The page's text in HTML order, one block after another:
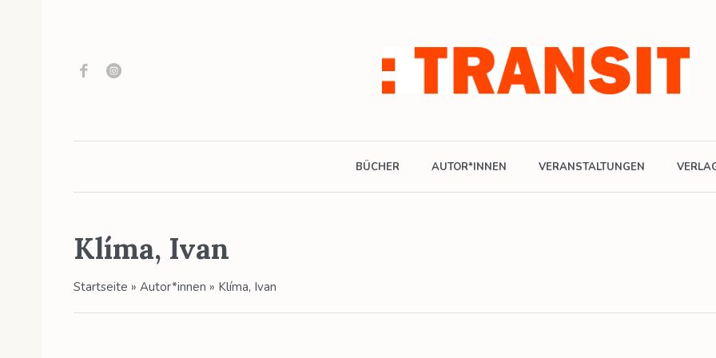
BÜCHER AUTOR*INNEN VERANSTALTUNGEN
Klíma, Ivan
Startseite » Autor*innen » Klíma, Ivan